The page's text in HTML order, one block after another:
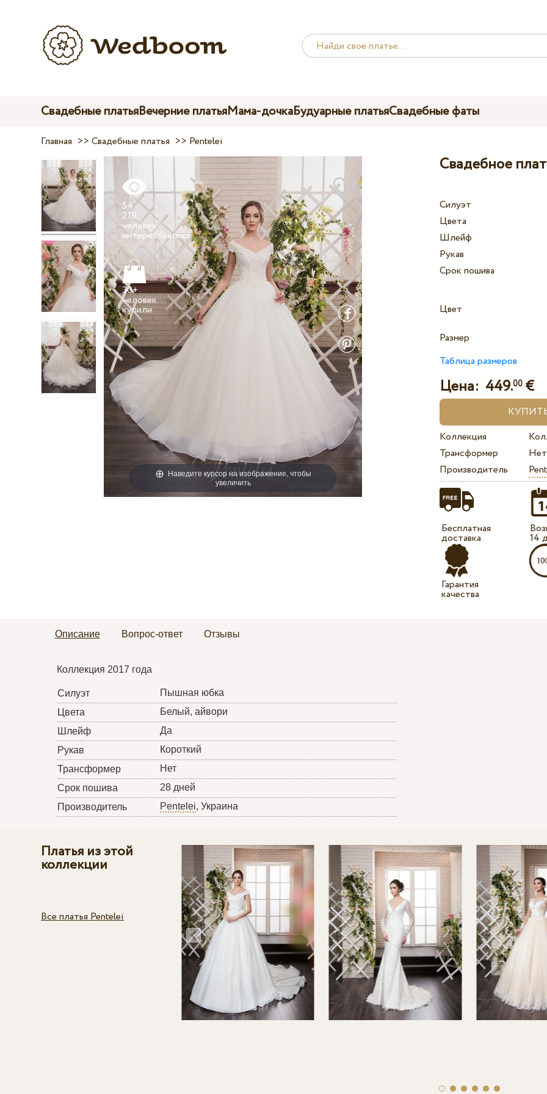
Свадебные платьяВечерние платьяМама-дочкаБудуарные платьяСвадебные фаты
Главная >>Свадебные платья >> Pentelei
Наведите курсор на изображение, чтобы
увеличить
54
218
человек
интересовались
30+
человек
купили
Свадебное
Силуэт
Цвета
Шлейф
Рукав
Срок пошива
Цвет
Размер
Таблица размеров
Цена: 449.00 €
Коллекция
Трансформер
Нет
Производитель
Бесплатная
доставка
Гарантия
качества
14
Описание Вопрос-ответ Отзывы
Коллекция 2017 года
Силуэт
Пышная юбка
Цвета
Белый, айвори
Шлейф
Да
Рукав
Короткий
Трансформер
Нет
Срок пошива
28 дней
Производитель
Pentelei, Украина
Платья из этой
коллекции
Все платья Pentelei